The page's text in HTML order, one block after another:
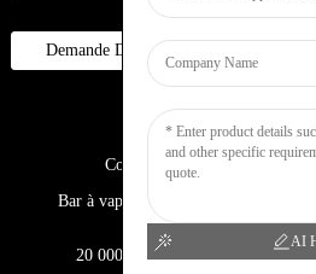
Demande De Renseignements
Copyright © 2023 WOOMI
20 000 bouffées Cigarette
Bar à vapotage
AI